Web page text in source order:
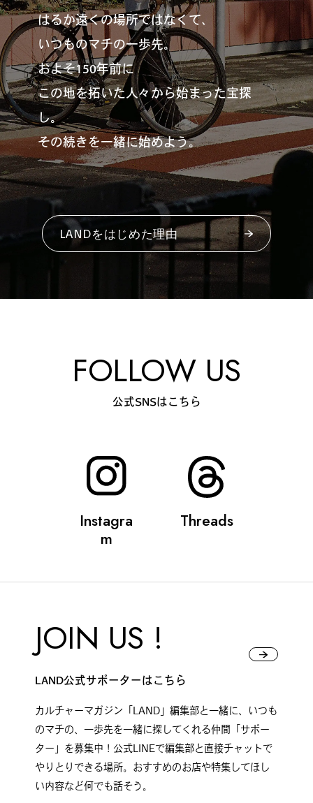
#雨の日・雪の日の正解
#Meet-Up Spot
#呑める粉もんの世界
夢中になれる、仕事のは
なし
SapporoDiscoveryRoom
#飛行機で行かない海外旅
行
#札幌カレー探訪
#この車と暮らす理由
# 日帰り遠足
はるか遠くの場所ではなくて、
いつものマチの一歩先。
およそ150年前に
この地を拓いた人々から始まった宝探
し。
その続きを一緒に始めよう。
LANDをはじめた理由
FOLLOW US
公式SNSはこちら
Instagra
m
Threads
JOIN US !
LAND公式サポーターはこちら
カルチャーマガジン「LAND」編集部と一緒に、いつも
のマチの、一歩先を一緒に探してくれる仲間「サポー
ター」を募集中！公式LINEで編集部と直接チャットで
やりとりできる場所。おすすめのお店や特集してほし
い内容など何でも話そう。